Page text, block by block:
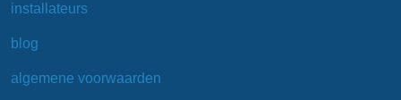
installateurs
blog
algemene voorwaarden